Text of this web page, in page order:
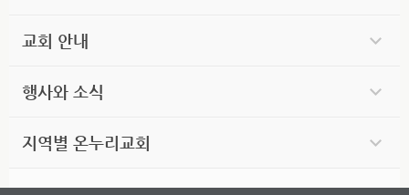
교회 안내
행사와 소식
지역별 온누리교회